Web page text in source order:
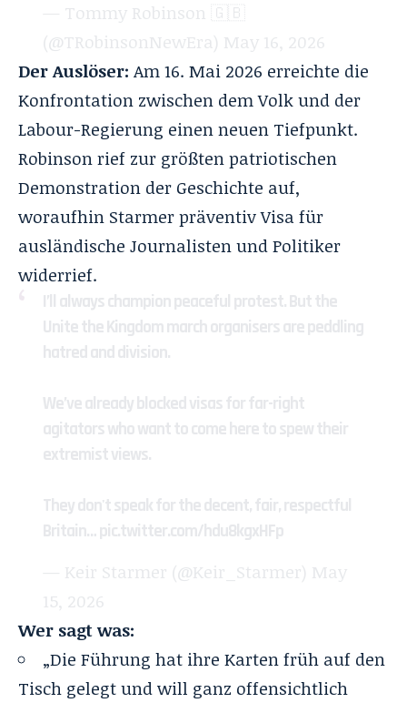
— Tommy Robinson 🇬🇧
(@TRobinsonNewEra) May 16, 2026
Der Auslöser: Am 16. Mai 2026 erreichte die
Konfrontation zwischen dem Volk und der
Labour-Regierung einen neuen Tiefpunkt.
Robinson rief zur größten patriotischen
Demonstration der Geschichte auf,
woraufhin Starmer präventiv Visa für
ausländische Journalisten und Politiker
widerrief.
I’ll always champion peaceful protest. But the
Unite the Kingdom march organisers are peddling
hatred and division.
We’ve already blocked visas for far-right
agitators who want to come here to spew their
extremist views.
They don't speak for the decent, fair, respectful
Britain…pic.twitter.com/hdu8kgxHFp
— Keir Starmer (@Keir_Starmer) May
15, 2026
Wer sagt was:
„Die Führung hat ihre Karten früh auf den
Tisch gelegt und will ganz offensichtlich